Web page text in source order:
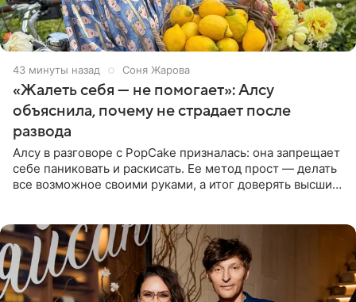
43 минуты назад Соня Жарова
«Жалеть себя — не помогает»: Алсу
объяснила, почему не страдает после
развода
Алсу в разговоре с PopCake призналась: она запрещает
себе паниковать и раскисать. Ее метод прост — делать
все возможное своими руками, а итог доверять высшим